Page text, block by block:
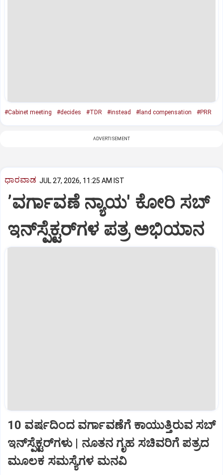
#Cabinet meeting #decides #TDR #instead #land compensation #PRR
ADVERTISEMENT
ಧಾರವಾಡ JUL 27, 2026, 11:25 AM IST
ʼವರ್ಗಾವಣೆ ನ್ಯಾಯ' ಕೋರಿ ಸಬ್‌
ಇನ್‌ಸ್ಪೆಕ್ಟರ್‌ಗಳ ಪತ್ರ ಅಭಿಯಾನ
10 ವರ್ಷದಿಂದ ವರ್ಗಾವಣೆಗೆ ಕಾಯುತ್ತಿರುವ ಸಬ್‌
ಇನ್‌ಸ್ಪೆಕ್ಟರ್‌ಗಳು | ನೂತನ ಗೃಹ ಸಚಿವರಿಗೆ ಪತ್ರದ
ಮೂಲಕ ಸಮಸ್ಯೆಗಳ ಮನವಿ